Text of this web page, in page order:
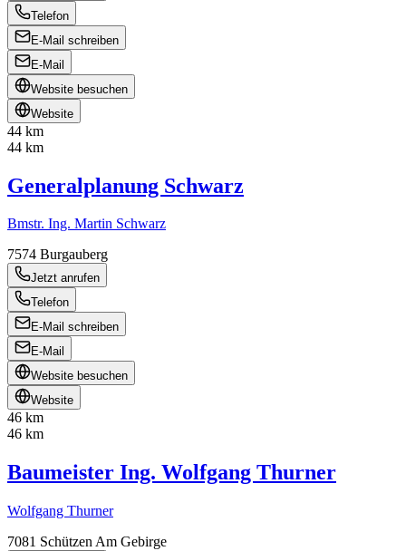
Telefon
E-Mail schreiben
E-Mail
Website besuchen
Website
44 km
44 km
Generalplanung Schwarz
Bmstr. Ing. Martin Schwarz
7574 Burgauberg
Jetzt anrufen
Telefon
E-Mail schreiben
E-Mail
Website besuchen
Website
46 km
46 km
Baumeister Ing. Wolfgang Thurner
Wolfgang Thurner
7081 Schützen Am Gebirge